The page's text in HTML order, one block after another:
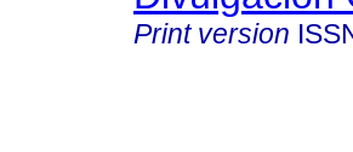
Print version